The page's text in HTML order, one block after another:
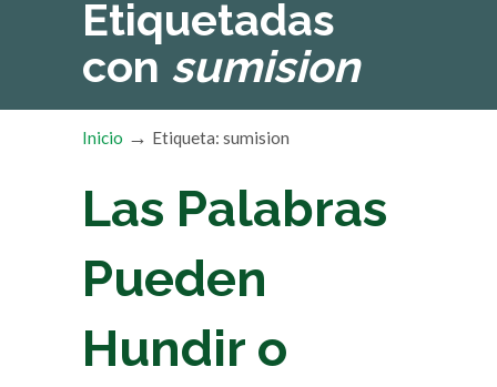
Etiquetadas
con sumision
Inicio → Etiqueta: sumision
Las Palabras
Pueden
Hundir o